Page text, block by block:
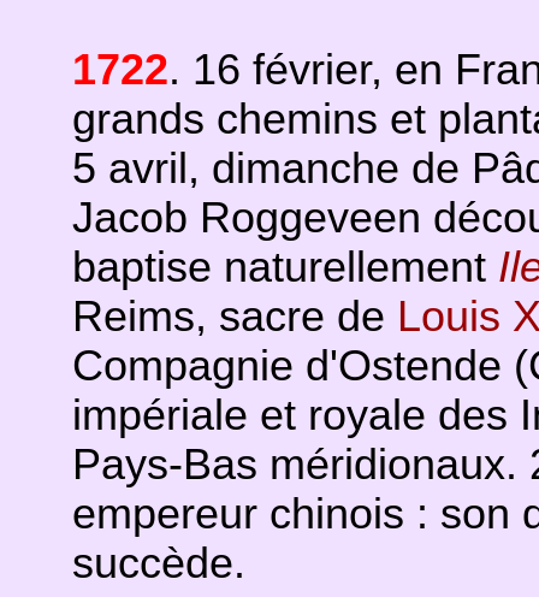
1722. 16 février, en
grands chemins et
5 avril, dimanche de
Jacob Roggeveen
baptise naturellement
Reims, sacre de Louis
Compagnie d'Ostende
impériale et royale des
Pays-Bas méridionaux.
empereur chinois : son
succède.